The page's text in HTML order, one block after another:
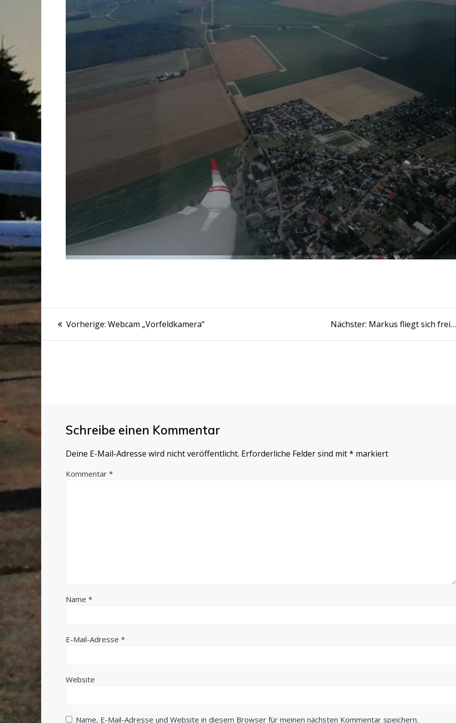
Beitragsnavigation
Vorherige: Vorheriger
Webcam „Vorfeldkamera“ Nächster: Nächster
Markus fliegt sich frei…
Schreibe einen Kommentar
Deine E-Mail-Adresse wird nicht veröffentlicht. Erforderliche Felder sind mit* markiert
Kommentar*
Name*
E-Mail-Adresse*
Website
Name, E-Mail-Adresse und Website in diesem Browser für meinen nächsten Kommentar speichern.